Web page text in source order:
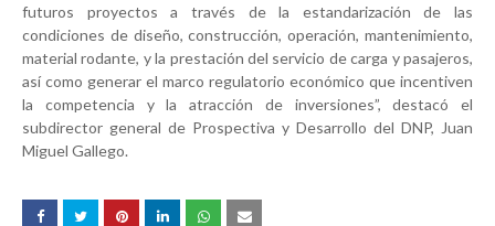
futuros proyectos a través de la estandarización de las
condiciones de diseño, construcción, operación, mantenimiento,
material rodante, y la prestación del servicio de carga y pasajeros,
así como generar el marco regulatorio económico que incentiven
la competencia y la atracción de inversiones”, destacó el
subdirector general de Prospectiva y Desarrollo del DNP, Juan
Miguel Gallego.